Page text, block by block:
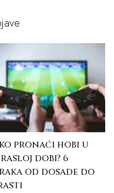
pronaći hobi u
dobi? 6
od dosade do